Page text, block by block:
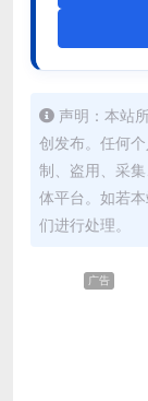
声明：本站
创发布。任何
制、盗用、采
体平台。如若
们进行处理。
广告